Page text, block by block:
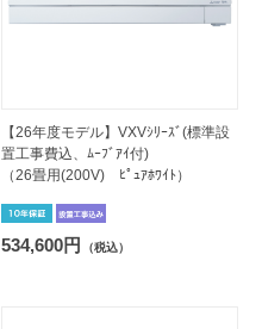
【26年度モデル】VXVｼﾘｰｽﾞ(標準設
置工事費込、ﾑｰﾌﾞｱｲ付)
（26畳用(200V) ﾋﾟｭｱﾎﾜｲﾄ）
534,600円 （税込）